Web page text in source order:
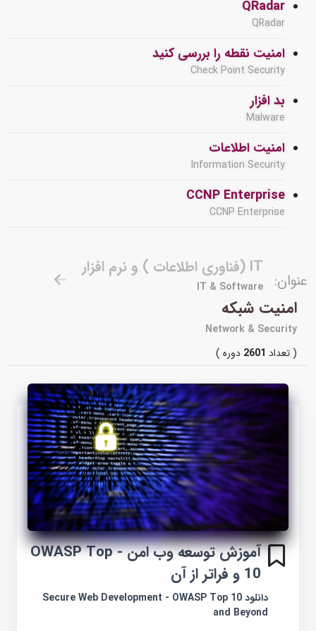
QRadar
QRadar
امنیت نقطه را بررسی کنید
Check Point Security
بد افزار
Malware
امنیت اطلاعات
Information Security
CCNP Enterprise
CCNP Enterprise
عنوان:
IT (فناوری اطلاعات ) و نرم افزار
IT & Software
امنیت شبکه
Network & Security
( تعداد2601دوره )
آموزش توسعه وب امن - OWASP Top
10 و فراتر از آن
دانلود Secure Web Development - OWASP Top 10
and Beyond